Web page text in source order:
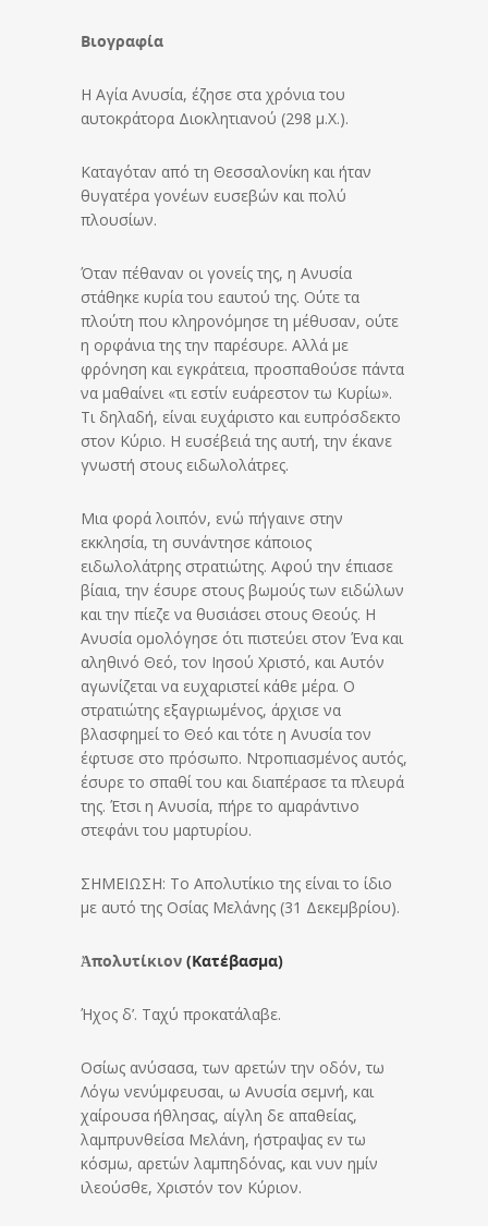
Βιογραφία
Η Αγία Ανυσία, έζησε στα χρόνια του
αυτοκράτορα Διοκλητιανού (298 μ.Χ.).
Καταγόταν από τη Θεσσαλονίκη και ήταν
θυγατέρα γονέων ευσεβών και πολύ
πλουσίων.
Όταν πέθαναν οι γονείς της, η Ανυσία
στάθηκε κυρία του εαυτού της. Ούτε τα
πλούτη που κληρονόμησε τη μέθυσαν, ούτε
η ορφάνια της την παρέσυρε. Αλλά με
φρόνηση και εγκράτεια, προσπαθούσε πάντα
να μαθαίνει «τι εστίν ευάρεστον τω Κυρίω».
Τι δηλαδή, είναι ευχάριστο και ευπρόσδεκτο
στον Κύριο. Η ευσέβειά της αυτή, την έκανε
γνωστή στους ειδωλολάτρες.
Μια φορά λοιπόν, ενώ πήγαινε στην
εκκλησία, τη συνάντησε κάποιος
ειδωλολάτρης στρατιώτης. Αφού την έπιασε
βίαια, την έσυρε στους βωμούς των ειδώλων
και την πίεζε να θυσιάσει στους Θεούς. Η
Ανυσία ομολόγησε ότι πιστεύει στον Ένα και
αληθινό Θεό, τον Ιησού Χριστό, και Αυτόν
αγωνίζεται να ευχαριστεί κάθε μέρα. Ο
στρατιώτης εξαγριωμένος, άρχισε να
βλασφημεί το Θεό και τότε η Ανυσία τον
έφτυσε στο πρόσωπο. Ντροπιασμένος αυτός,
έσυρε το σπαθί του και διαπέρασε τα πλευρά
της. Έτσι η Ανυσία, πήρε το αμαράντινο
στεφάνι του μαρτυρίου.
ΣΗΜΕΙΩΣΗ: Το Απολυτίκιο της είναι το ίδιο
με αυτό της Οσίας Μελάνης (31 Δεκεμβρίου).
Ἀπολυτίκιον (Κατέβασμα)
Ήχος δ’. Ταχύ προκατάλαβε.
Οσίως ανύσασα, των αρετών την οδόν, τω
Λόγω νενύμφευσαι, ω Ανυσία σεμνή, και
χαίρουσα ήθλησας, αίγλη δε απαθείας,
λαμπρυνθείσα Μελάνη, ήστραψας εν τω
κόσμω, αρετών λαμπηδόνας, και νυν ημίν
ιλεούσθε, Χριστόν τον Κύριον.